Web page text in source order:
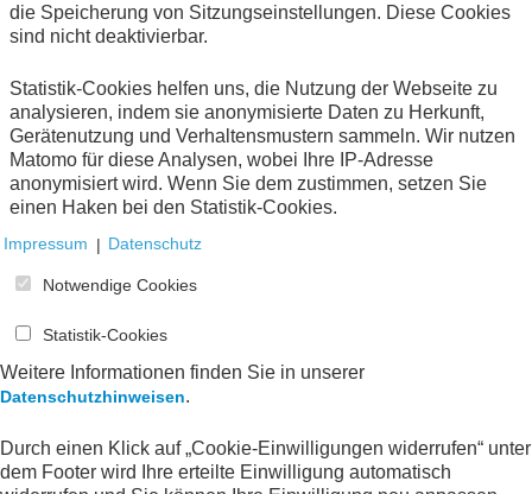
Es befinden sich keine Artikel in Ihrem Warenkorb.
Alle Publikationen
Bleiben Sie informiert!
Mit dem AWV-Newsletter erfahren Sie von neuen
die Speicherung von Sitzungseinstellungen. Diese Cookies
sind nicht deaktivierbar.
Statistik-Cookies helfen uns, die Nutzung der Webseite zu
analysieren, indem sie anonymisierte Daten zu Herkunft,
Gerätenutzung und Verhaltensmustern sammeln. Wir nutzen
Matomo für diese Analysen, wobei Ihre IP-Adresse
anonymisiert wird. Wenn Sie dem zustimmen, setzen Sie
einen Haken bei den Statistik-Cookies.
Impressum | Datenschutz
Notwendige Cookies
Statistik-Cookies
Weitere Informationen finden Sie in unserer
Datenschutzhinweisen.
Durch einen Klick auf „Cookie-Einwilligungen widerrufen“ unter
dem Footer wird Ihre erteilte Einwilligung automatisch